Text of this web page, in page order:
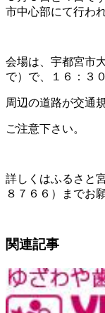
市中心部にて行わ
会場は、宇都宮市
で）で、１６：３
周辺の道路が交通
ご注意下さい。
詳しくはふるさと
８７６６）までお
関連記事